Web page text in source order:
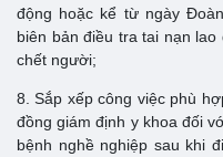
động hoặc kể từ ngày
biên bản điều tra tai nạn
chết người;
8. Sắp xếp công việc phù
đồng giám định y khoa đối
bệnh nghề nghiệp sau khi